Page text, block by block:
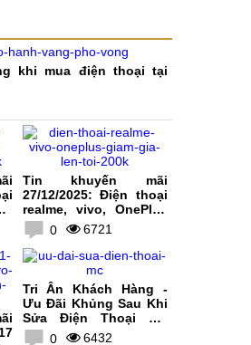
khi mua điện thoại tại
Tin khuyến mãi
27/12/2025: Điện thoại
realme, vivo, OnePlus
giảm giá lên tới 200K
0 6721
Tri Ân Khách Hàng -
Ưu Đãi Khủng Sau Khi
Sửa Điện Thoại Tại
MobileCity
0 6432